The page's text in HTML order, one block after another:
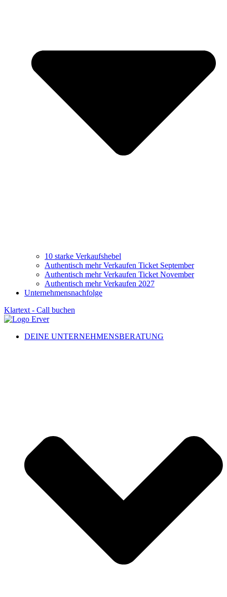
10 starke Verkaufshebel
Authentisch mehr Verkaufen Ticket September
Authentisch mehr Verkaufen Ticket November
Authentisch mehr Verkaufen 2027
Unternehmensnachfolge
Klartext - Call buchen
DEINE UNTERNEHMENSBERATUNG